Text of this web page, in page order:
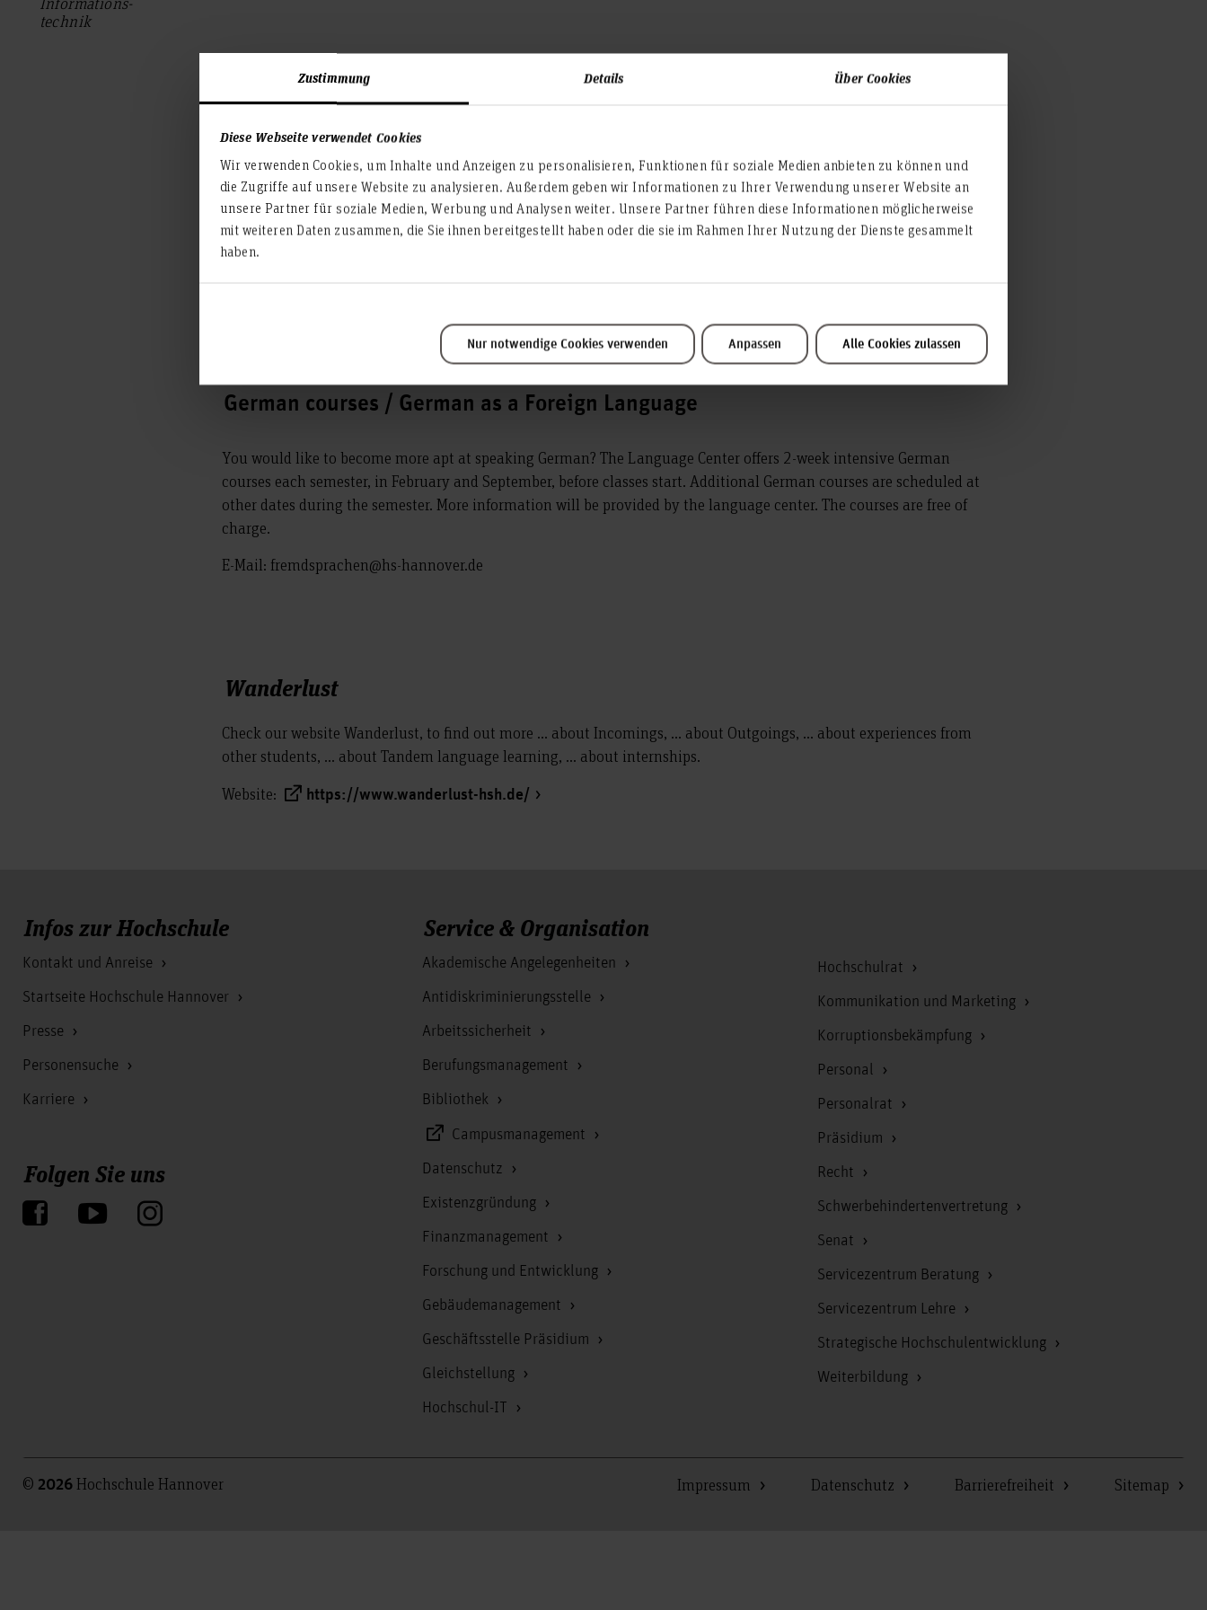
Zustimmung Details Über Cookies
Diese Webseite verwendet Cookies
Wir verwenden Cookies, um Inhalte und Anzeigen zu personalisieren, Funktionen für soziale Medien anbieten zu können und
die Zugriffe auf unsere Website zu analysieren. Außerdem geben wir Informationen zu Ihrer Verwendung unserer Website an
unsere Partner für soziale Medien, Werbung und Analysen weiter. Unsere Partner führen diese Informationen möglicherweise
mit weiteren Daten zusammen, die Sie ihnen bereitgestellt haben oder die sie im Rahmen Ihrer Nutzung der Dienste gesammelt
haben.
Nur notwendige Cookies verwenden Anpassen Alle Cookies zulassen
technik
Welcome Weeks
students to take part. It offers you the opportunity to start successfully into your studies, to meet other visiting
students, to find new friends and to earn credits by participating in a German language course.
The Advisory Service of Hochschule Hannover will send you the details and program of the welcome weeks after
German courses / German as a Foreign Language
You would like to become more apt at speaking German? The Language Center offers 2-week intensive German
courses each semester, in February and September, before classes start. Additional German courses are scheduled at
other dates during the semester. More information will be provided by the language center. The courses are free of
charge.
E-Mail: fremdsprachen@hs-hannover.de
Wanderlust
Check our website Wanderlust, to find out more ... about Incomings, ... about Outgoings, ... about experiences from
other students, ... about Tandem language learning, ... about internships.
Website:
https://www.wanderlust-hsh.de/
Infos zur Hochschule
Kontakt und Anreise
Startseite Hochschule Hannover
Presse
Personensuche
Karriere
Folgen Sie uns
Service & Organisation
Akademische Angelegenheiten
Antidiskriminierungsstelle
Arbeitssicherheit
Berufungsmanagement
Bibliothek
Campusmanagement
Datenschutz
Existenzgründung
Finanzmanagement
Forschung und Entwicklung
Gebäudemanagement
Geschäftsstelle Präsidium
Gleichstellung
Hochschul-IT
Hochschulrat
Kommunikation und Marketing
Korruptionsbekämpfung
Personal
Personalrat
Präsidium
Recht
Schwerbehindertenvertretung
Senat
Servicezentrum Beratung
Servicezentrum Lehre
Strategische Hochschulentwicklung
Weiterbildung
© 2026 Hochschule Hannover Impressum Datenschutz Barrierefreiheit Sitemap